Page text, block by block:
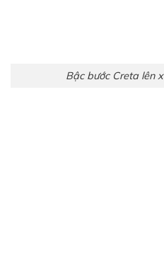
Bậc bước Creta lên